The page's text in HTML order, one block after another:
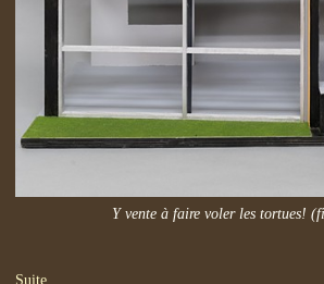
Y vente à faire voler les tortues!
Suite...